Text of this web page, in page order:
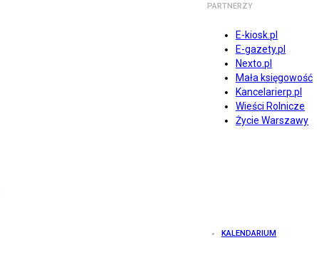
PARTNERZY
E-kiosk.pl
E-gazety.pl
Nexto.pl
Mała księgowość
Kancelarierp.pl
Wieści Rolnicze
Życie Warszawy
KALENDARIUM